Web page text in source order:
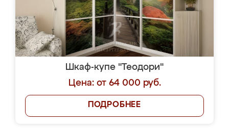
Шкаф-купе "Теодори"
Цена: от 64 000 руб.
ПОДРОБНЕЕ